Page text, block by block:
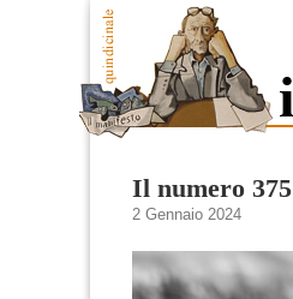
Il numero 375
2 Gennaio 2024